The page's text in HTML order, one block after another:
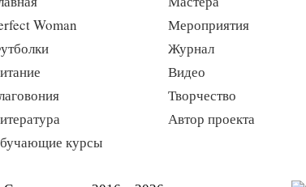
Woman
курсы
Мероприятия
Журнал
Видео
Творчество
Автор проекта